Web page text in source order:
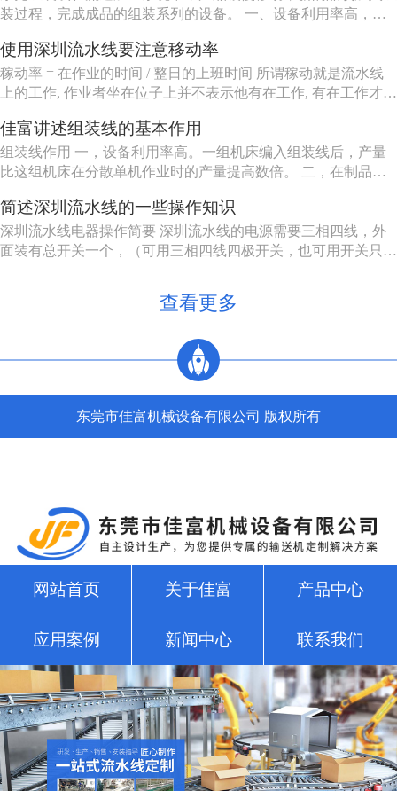
装过程，完成成品的组装系列的设备。 一、设备利用率高，一
提高数倍。 二、在制品减少80%左右。 三、生产能力相对稳
定，自动加工系统由一自或多台机床组成，发生故障时，有降级
运转的能...
使用深圳流水线要注意移动率
稼动率 = 在作业的时间 / 整日的上班时间 所谓稼动就是流水线
上的工作, 作业者坐在位子上并不表示他有在工作, 有在工作才能
能全天对每个作业者进行测量, 所以有种工作抽查的手法来仿真
测量, 其实说穿了就是不时去看作业者在做什么。
佳富讲述组装线的基本作用
组装线作用 一，设备利用率高。一组机床编入组装线后，产量
比这组机床在分散单机作业时的产量提高数倍。 二，在制品减
多台机床组成，发生故障时，有降级运转的能力，物料传送系统
也有自行绕过故障机床的能力。 四，产品质量高。零件在加工
过程中，装卸...
简述深圳流水线的一些操作知识
深圳流水线电器操作简要 深圳流水线的电源需要三相四线，外
面装有总开关一个，（可用三相四线四极开关，也可用开关只控
U, V, W接电动机，3，4接调速电机的F1, F2。5，6...
查看更多
东莞市佳富机械设备有限公司 版权所有
网站首页 关于佳富 产品中心
应用案例 新闻中心 联系我们